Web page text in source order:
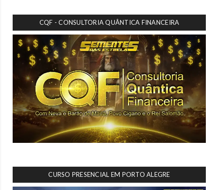
CQF - CONSULTORIA QUÂNTICA FINANCEIRA
CURSO PRESENCIAL EM PORTO ALEGRE